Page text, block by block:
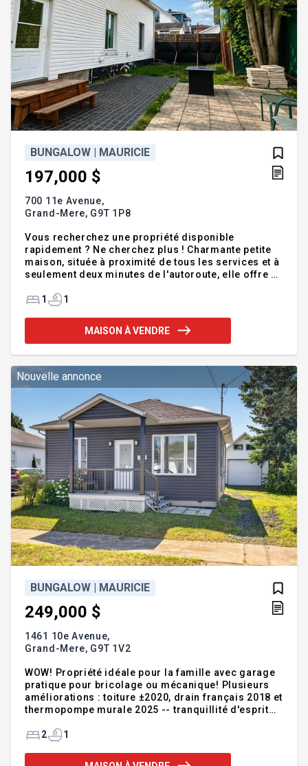
BUNGALOW | MAURICIE
197,000 $
700 11e Avenue,
Grand-Mere, G9T 1P8
Vous recherchez une propriété disponible
rapidement ? Ne cherchez plus ! Charmante petite
maison, située à proximité de tous les services et à
seulement deux minutes de l'autoroute, elle offre un
alternative à un logement, cette propriété propose
en toute tranquillité. Parfaite comme première
propriété ou comme projet d'investissement, cette
garage/remise et au vide sanitaire. Addenda
:Inclusions :
1 1
MAISON À VENDRE
Nouvelle annonce
BUNGALOW | MAURICIE
249,000 $
1461 10e Avenue,
Grand-Mere, G9T 1V2
WOW! Propriété idéale pour la famille avec garage
pratique pour bricolage ou mécanique! Plusieurs
améliorations : toiture ±2020, drain français 2018 et
thermopompe murale 2025 -- tranquillité d'esprit
familiale ou salle de jeux. Terrain parfait pour les
quartier mature de Shawinigan près des services.
2 1